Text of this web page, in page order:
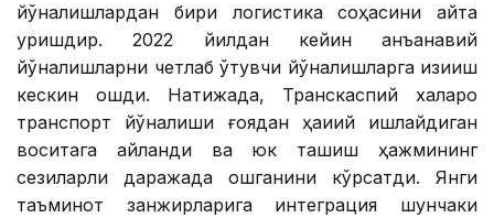
йўналишлардан бири логистика соҳасини қайта
қуришдир. 2022 йилдан кейин анъанавий
йўналишларни четлаб ўтувчи йўналишларга қизиқиш
кескин ошди. Натижада, Транскаспий халқаро
транспорт йўналиши ғоядан ҳақиқий ишлайдиган
воситага айланди ва юк ташиш ҳажмининг
сезиларли даражада ошганини кўрсатди. Янги
таъминот занжирларига интеграция шунчаки